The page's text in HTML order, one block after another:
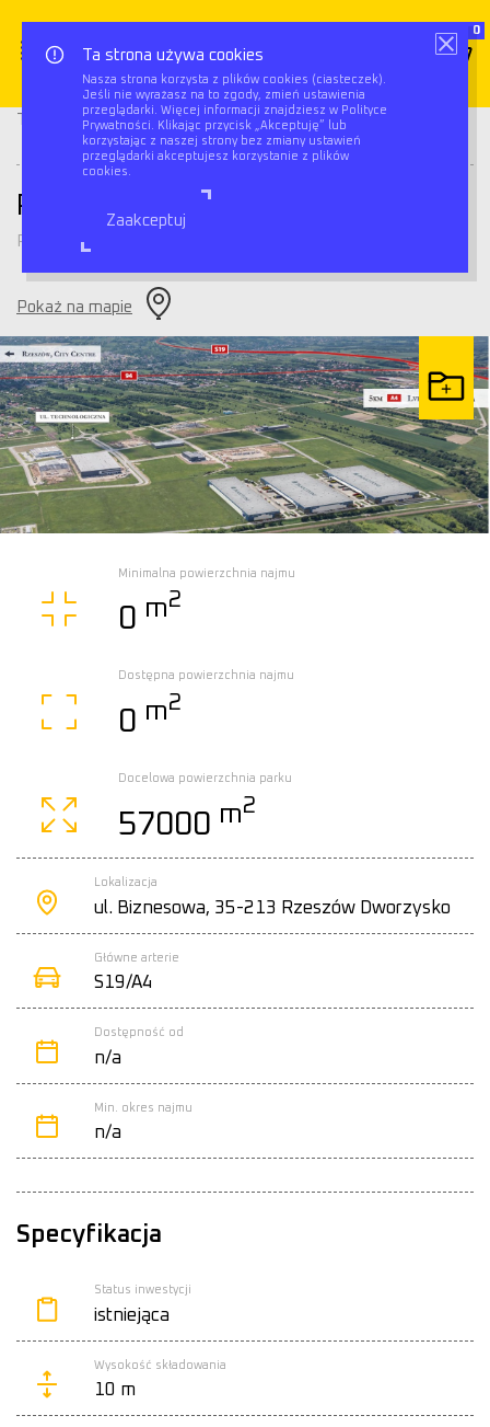
Ta strona używa cookies
Nasza strona korzysta z plików cookies (ciasteczek).
Jeśli nie wyrażasz na to zgody, zmień ustawienia
przeglądarki. Więcej informacji znajdziesz w Polityce
Prywatności. Klikając przycisk „Akceptuję” lub
korzystając z naszej strony bez zmiany ustawień
przeglądarki akceptujesz korzystanie z plików
cookies.
Zaakceptuj
0
Triflow Magazyny
Panattoni Park Rzeszów
West
Panattoni Park Rzeszów West
Rzeszów Dworzysko
Pokaż na mapie
Minimalna powierzchnia najmu
0 m2
Dostępna powierzchnia najmu
0 m2
Docelowa powierzchnia parku
57000 m2
Lokalizacja
ul. Biznesowa, 35-213 Rzeszów Dworzysko
Główne arterie
S19/A4
Dostępność od
n/a
Min. okres najmu
n/a
Specyfikacja
Status inwestycji
istniejąca
Wysokość składowania
10 m